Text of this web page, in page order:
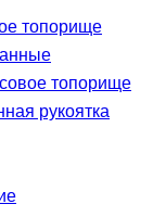
топорище
топорище
рукоятка